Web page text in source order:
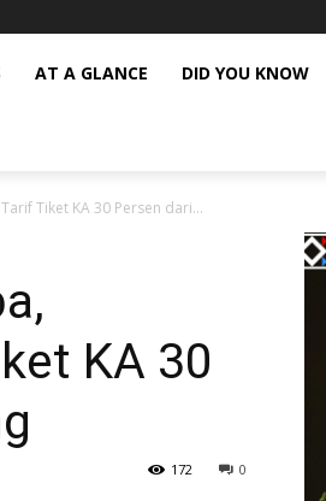
AT A GLANCE DID YOU KNOW
Tiket KA 30 Persen dari...
KA 30
0
172